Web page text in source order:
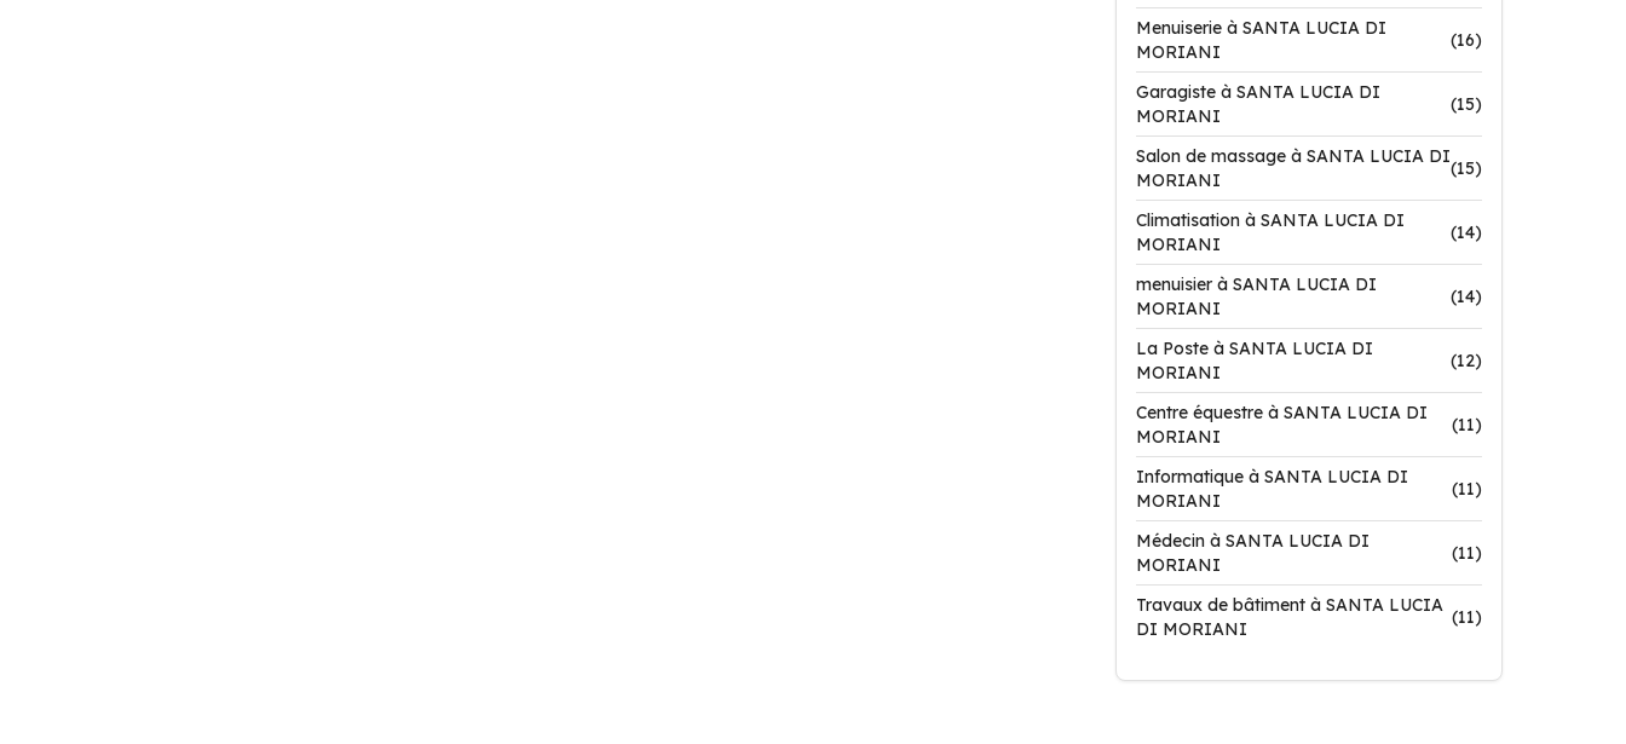
Menuiserie à SANTA LUCIA DI
MORIANI
(16)
Garagiste à SANTA LUCIA DI
MORIANI
(15)
Salon de massage à SANTA LUCIA DI
MORIANI
(15)
Climatisation à SANTA LUCIA DI
MORIANI
(14)
menuisier à SANTA LUCIA DI
MORIANI
(14)
La Poste à SANTA LUCIA DI
MORIANI
(12)
Centre équestre à SANTA LUCIA DI
MORIANI
(11)
Informatique à SANTA LUCIA DI
MORIANI
(11)
Médecin à SANTA LUCIA DI
MORIANI
(11)
Travaux de bâtiment à SANTA LUCIA
DI MORIANI
(11)